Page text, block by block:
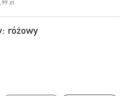
różowy
zł